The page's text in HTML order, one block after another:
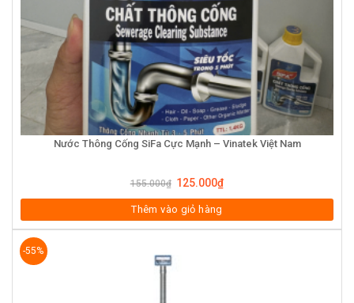
Nước Thông Cống SiFa Cực Mạnh – Vinatek Việt Nam
155.000₫ 125.000₫
Thêm vào giỏ hàng
-55%